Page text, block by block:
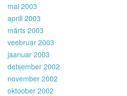
mai 2003
aprill 2003
märts 2003
veebruar 2003
jaanuar 2003
detsember 2002
november 2002
oktoober 2002